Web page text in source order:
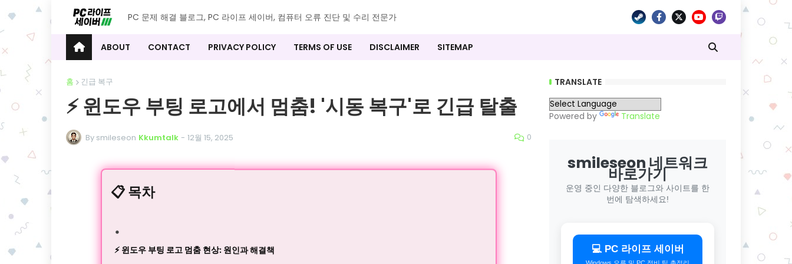
PC 문제 해결 블로그, PC 라이프 세이버, 컴퓨터 오류 진단 및 수리 전문가
ABOUT CONTACT PRIVACY POLICY TERMS OF USE DISCLAIMER SITEMAP
홈 긴급 복구
⚡️ 윈도우 부팅 로고에서 멈춤! '시동 복구'로 긴급 탈출
By smileseon Kkumtalk - 12월 15, 2025 0
📋 목차
⚡️ 윈도우 부팅 로고 멈춤 현상: 원인과 해결책
TRANSLATE
Powered by Translate
smileseon 네트워크
바로가기
운영 중인 다양한 블로그와 사이트를 한
번에 탐색하세요!
💻 PC 라이프 세이버